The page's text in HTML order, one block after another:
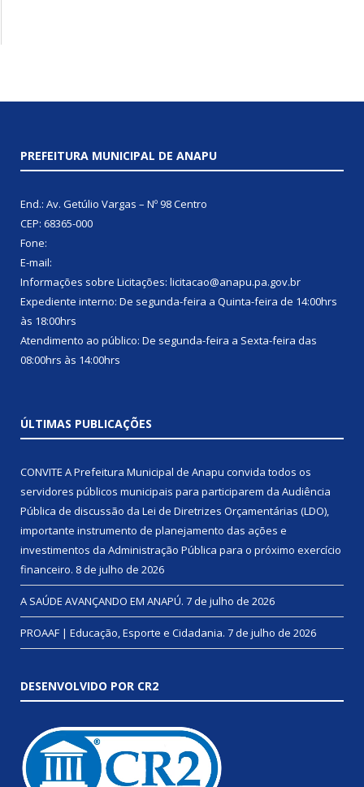
PREFEITURA MUNICIPAL DE ANAPU
End.: Av. Getúlio Vargas – Nº 98 Centro
CEP: 68365-000
Fone:
E-mail:
Informações sobre Licitações: licitacao@anapu.pa.gov.br
Expediente interno: De segunda-feira a Quinta-feira de 14:00hrs
às 18:00hrs
Atendimento ao público: De segunda-feira a Sexta-feira das
08:00hrs às 14:00hrs
ÚLTIMAS PUBLICAÇÕES
CONVITE A Prefeitura Municipal de Anapu convida todos os
servidores públicos municipais para participarem da Audiência
Pública de discussão da Lei de Diretrizes Orçamentárias (LDO),
importante instrumento de planejamento das ações e
investimentos da Administração Pública para o próximo exercício
financeiro. 8 de julho de 2026
A SAÚDE AVANÇANDO EM ANAPÚ. 7 de julho de 2026
PROAAF | Educação, Esporte e Cidadania. 7 de julho de 2026
DESENVOLVIDO POR CR2